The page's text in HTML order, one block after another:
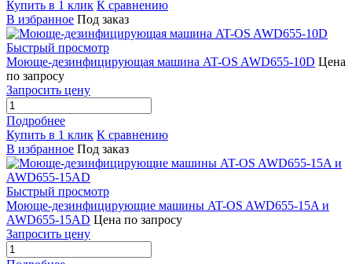
Купить в 1 клик К сравнению
В избранное Под заказ
Быстрый просмотр
Моюще-дезинфицирующая машина AT-OS AWD655-10D Цена
по запросу
Запросить цену
Подробнее
Купить в 1 клик К сравнению
В избранное Под заказ
Быстрый просмотр
Моюще-дезинфицирующие машины AT-OS AWD655-15A и
AWD655-15AD Цена по запросу
Запросить цену